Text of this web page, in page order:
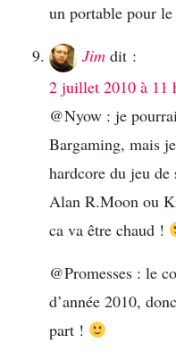
un portable pour
Jim dit :
2 juillet 2010 à 11
@Nyow : je
Bargaming, mais
hardcore du jeu
Alan R.Moon ou
ca va être chaud !
@Promesses : le
d’année 2010,
part !